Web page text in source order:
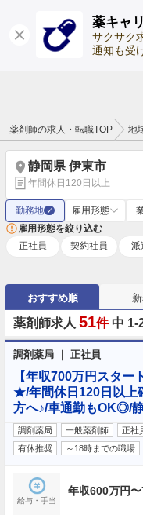
薬キャ
サクサク
通知も受
薬剤師の求人・転職TOP 地
静岡県 伊東市
年間休日120日以上
勤務地 ✓ 雇用形態
雇用形態を絞り込む
正社員
契約社員 派
おすすめ順
薬剤師求人 51件 中 1-
調剤薬局 ｜ 正社員
【年収700万円スタ
★/年間休日120日以上
方へ♪/車通勤もOK◎/
調剤薬局 一般薬剤師 正社
有休推奨
～18時までの職場
給与・手当
年収600万円